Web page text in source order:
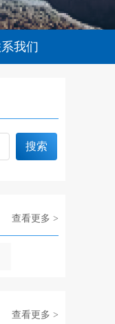
我们
搜索
查看更多 >
查看更多 >